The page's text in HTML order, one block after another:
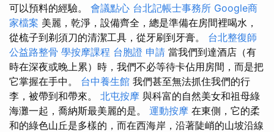
可以預料的經驗。 會議點心 台北記帳士事務所 Google商
家檔案 美麗，乾淨，設備齊全，總是準備在房間裡喝水，
從梳子到剃須刀的清潔工具，從牙刷到牙膏。 台北整復師
公益路整骨 學按摩課程 台胞證 申請 當我們到達酒店（有
時在深夜或晚上累）時，我們不必等待卡佔用房間，而是把
它掌握在手中。 台中養生館 我們甚至無法抓住我們的行
李，被帶到和帶來。 北屯按摩 與科富的自然美女和祖母綠
海灘一起，喬納斯最美麗的是。 運動按摩 在東側，它的柔
和的綠色山丘是多樣的，而在西海岸，沿著陡峭的山坡沿線